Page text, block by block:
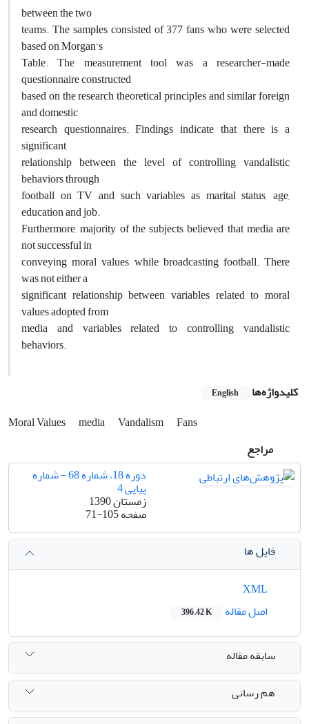
between the two
teams. The samples consisted of 377 fans who were selected
based on Morgan’s
Table. The measurement tool was a researcher-made
questionnaire constructed
based on the research theoretical principles and similar foreign
and domestic
research questionnaires. Findings indicate that there is a
significant
relationship between the level of controlling vandalistic
behaviors through
football on TV and such variables as marital status, age,
education and job.
Furthermore, majority of the subjects believed that media are
not successful in
conveying moral values while broadcasting football. There
was not either a
significant relationship between variables related to moral
values adopted from
media and variables related to controlling vandalistic
behaviors.
کلیدواژه‌ها English
Moral Values media Vandalism
Fans
مراجع
دوره 18، شماره 68 - شماره
پیاپی 4
زمستان 1390
صفحه71-105
فایل ها
اصل مقاله
396.42 K
سابقه مقاله
هم رسانی